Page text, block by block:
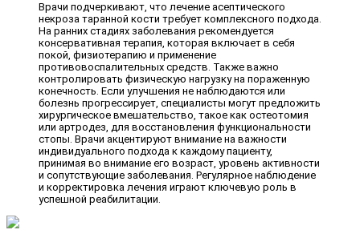
Врачи подчеркивают, что лечение асептического
некроза таранной кости требует комплексного подхода.
На ранних стадиях заболевания рекомендуется
консервативная терапия, которая включает в себя
покой, физиотерапию и применение
противовоспалительных средств. Также важно
контролировать физическую нагрузку на пораженную
конечность. Если улучшения не наблюдаются или
болезнь прогрессирует, специалисты могут предложить
хирургическое вмешательство, такое как остеотомия
или артродез, для восстановления функциональности
стопы. Врачи акцентируют внимание на важности
индивидуального подхода к каждому пациенту,
принимая во внимание его возраст, уровень активности
и сопутствующие заболевания. Регулярное наблюдение
и корректировка лечения играют ключевую роль в
успешной реабилитации.